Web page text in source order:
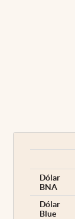
Dólar
BNA
Dólar
Blue